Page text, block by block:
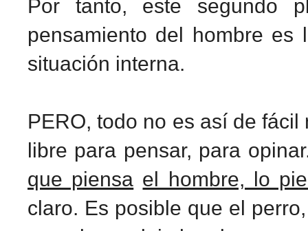
Por tanto, este segundo
pensamiento del hombre
situación interna.
PERO, todo no es así de
libre para pensar, para
que piensa el hombre, lo
claro. Es posible que el